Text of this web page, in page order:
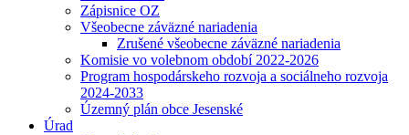
Zápisnice OZ
Všeobecne záväzné nariadenia
Zrušené všeobecne záväzné nariadenia
Komisie vo volebnom období 2022-2026
Program hospodárskeho rozvoja a sociálneho rozvoja
2024-2033
Územný plán obce Jesenské
Úrad